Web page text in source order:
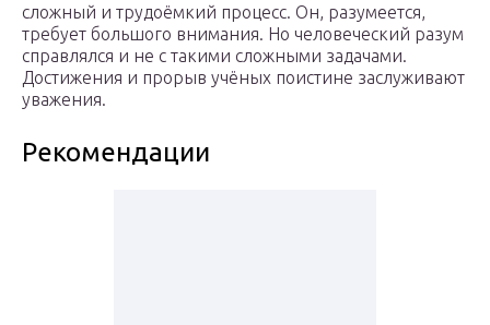
сложный и трудоёмкий процесс. Он, разумеется,
требует большого внимания. Но человеческий разум
справлялся и не с такими сложными задачами.
Достижения и прорыв учёных поистине заслуживают
уважения.
Рекомендации